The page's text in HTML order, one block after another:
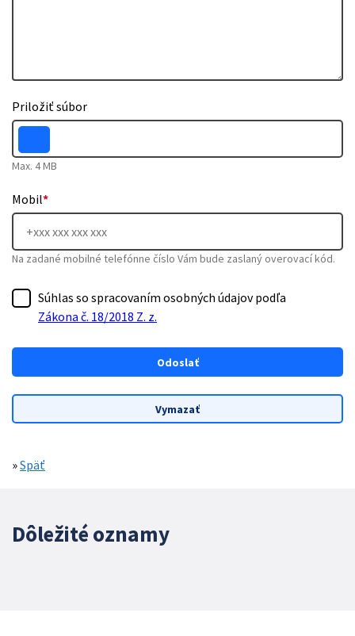
Priložiť súbor
Max. 4 MB
Mobil*
Na zadané mobilné telefónne číslo Vám bude zaslaný overovací kód.
Súhlas so spracovaním osobných údajov podľa
Zákona č. 18/2018 Z. z.
»Späť
Dôležité oznamy